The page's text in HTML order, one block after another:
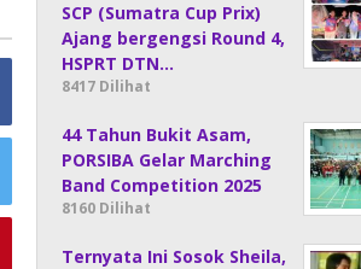
SCP (Sumatra Cup Prix)
Ajang bergengsi Round 4,
HSPRT DTN…
8417 Dilihat
44 Tahun Bukit Asam,
PORSIBA Gelar Marching
Band Competition 2025
8160 Dilihat
Ternyata Ini Sosok Sheila,